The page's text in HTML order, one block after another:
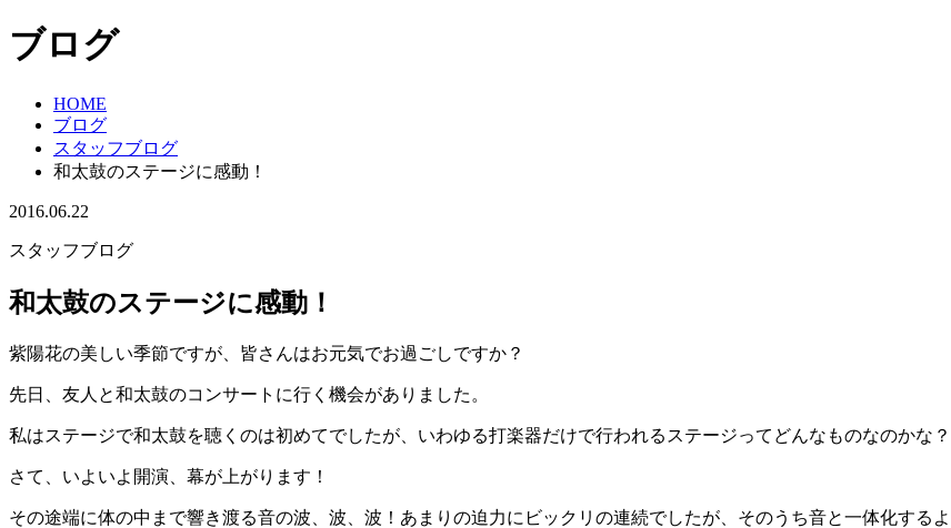
ブログ
HOME
ブログ
スタッフブログ
和太鼓のステージに感動！
2016.06.22
スタッフブログ
和太鼓のステージに感動！
紫陽花の美しい季節ですが、皆さんはお元気でお過ごしですか？
先日、友人と和太鼓のコンサートに行く機会がありました。
私はステージで和太鼓を聴くのは初めてでしたが、いわゆる打楽器だけで行われるステージってどんなものなのかな
さて、いよいよ開演、幕が上がります！
その途端に体の中まで響き渡る音の波、波、波！あまりの迫力にビックリの連続でしたが、そのうち音と一体化する